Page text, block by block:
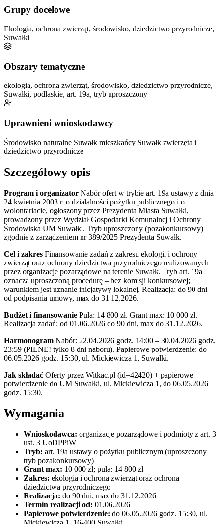
Grupy docelowe
Ekologia, ochrona zwierząt, środowisko, dziedzictwo przyrodnicze,
Suwałki
Obszary tematyczne
ekologia, ochrona zwierząt, środowisko, dziedzictwo przyrodnicze,
Suwałki, podlaskie, art. 19a, tryb uproszczony
Uprawnieni wnioskodawcy
Środowisko naturalne Suwałk mieszkańcy Suwałk zwierzęta i
dziedzictwo przyrodnicze
Szczegółowy opis
Program i organizator Nabór ofert w trybie art. 19a ustawy z dnia
24 kwietnia 2003 r. o działalności pożytku publicznego i o
wolontariacie, ogłoszony przez Prezydenta Miasta Suwałki,
prowadzony przez Wydział Gospodarki Komunalnej i Ochrony
Środowiska UM Suwałki. Tryb uproszczony (pozakonkursowy)
zgodnie z zarządzeniem nr 389/2025 Prezydenta Suwałk.
Cel i zakres Finansowanie zadań z zakresu ekologii i ochrony
zwierząt oraz ochrony dziedzictwa przyrodniczego realizowanych
przez organizacje pozarządowe na terenie Suwałk. Tryb art. 19a
oznacza uproszczoną procedurę – bez komisji konkursowej;
warunkiem jest uznanie inicjatywy lokalnej. Realizacja: do 90 dni
od podpisania umowy, max do 31.12.2026.
Budżet i finansowanie Pula: 14 800 zł. Grant max: 10 000 zł.
Realizacja zadań: od 01.06.2026 do 90 dni, max do 31.12.2026.
Harmonogram Nabór: 22.04.2026 godz. 14:00 – 30.04.2026 godz.
23:59 (PILNE! tylko 8 dni naboru). Papierowe potwierdzenie: do
06.05.2026 godz. 15:30, ul. Mickiewicza 1, Suwałki.
Jak składać Oferty przez Witkac.pl (id=42420) + papierowe
potwierdzenie do UM Suwałki, ul. Mickiewicza 1, do 06.05.2026
godz. 15:30.
Wymagania
Wnioskodawca: organizacje pozarządowe i podmioty z art. 3
ust. 3 UoDPPiW
Tryb: art. 19a ustawy o pożytku publicznym (uproszczony
tryb pozakonkursowy)
Grant max: 10 000 zł; pula: 14 800 zł
Zakres: ekologia i ochrona zwierząt oraz ochrona
dziedzictwa przyrodniczego
Realizacja: do 90 dni; max do 31.12.2026
Termin realizacji od: 01.06.2026
Papierowe potwierdzenie: do 06.05.2026 godz. 15:30, ul.